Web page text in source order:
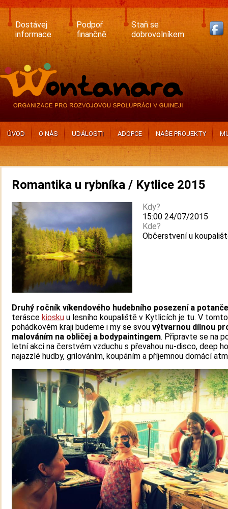
Skip
main
content
Dostávej
informace
Podpoř
finančně
Staň se
dobrovolníkem
ÚVOD O NÁS UDÁLOSTI ADOPCE NAŠE PROJEKTY
Romantika u rybníka / Kytlice 2015
Kdy?
15:00 24/07/2015
Kde?
Občerstvení u
Druhý ročník víkendového hudebního posezení a
terásce kiosku u lesního koupaliště v Kytlicích je tu. V tomto
pohádkovém kraji budeme i my se svou výtvarnou dílnou
malováním na obličej a bodypaintingem. Připravte se na
letní akci na čerstvém vzduchu s převahou nu-disco, deep
najazzlé hudby, grilováním, koupáním a příjemnou domácí